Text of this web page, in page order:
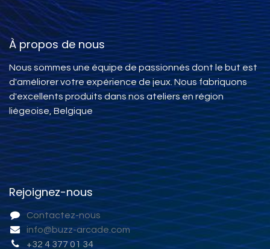
À propos de nous
Nous sommes une équipe de passionnés dont le but est
d'améliorer votre expérience de jeux. Nous fabriquons
d'excellents produits dans nos ateliers en région
liègeoise, Belgique
Rejoignez-nous
Contactez-nous
info@buzz-arcade.com
+32 4 377 01 34